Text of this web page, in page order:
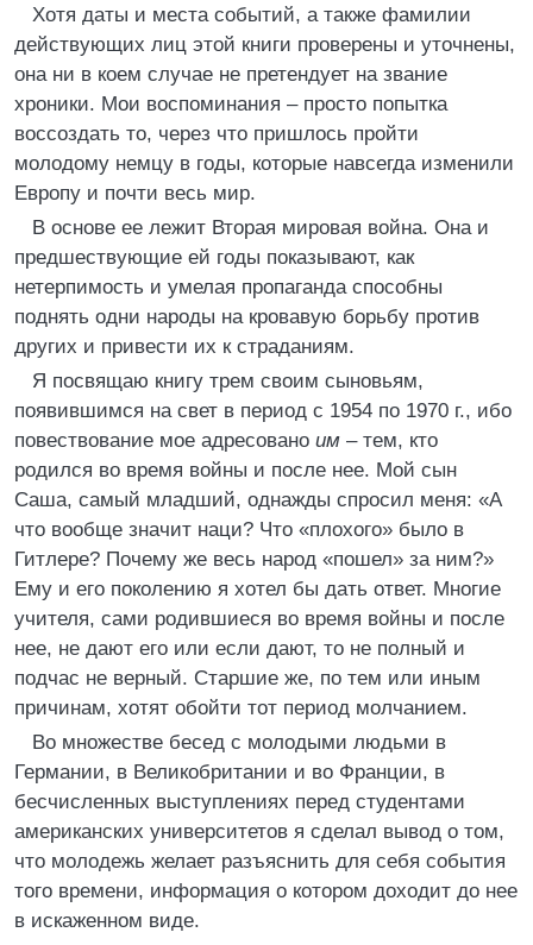
Хотя даты и места событий, а также фамилии
действующих лиц этой книги проверены и уточнены,
она ни в коем случае не претендует на звание
хроники. Мои воспоминания – просто попытка
воссоздать то, через что пришлось пройти
молодому немцу в годы, которые навсегда изменили
Европу и почти весь мир.
В основе ее лежит Вторая мировая война. Она и
предшествующие ей годы показывают, как
нетерпимость и умелая пропаганда способны
поднять одни народы на кровавую борьбу против
других и привести их к страданиям.
Я посвящаю книгу трем своим сыновьям,
появившимся на свет в период с 1954 по 1970 г., ибо
повествование мое адресовано им – тем, кто
родился во время войны и после нее. Мой сын
Саша, самый младший, однажды спросил меня: «А
что вообще значит наци? Что «плохого» было в
Гитлере? Почему же весь народ «пошел» за ним?»
Ему и его поколению я хотел бы дать ответ. Многие
учителя, сами родившиеся во время войны и после
нее, не дают его или если дают, то не полный и
подчас не верный. Старшие же, по тем или иным
причинам, хотят обойти тот период молчанием.
Во множестве бесед с молодыми людьми в
Германии, в Великобритании и во Франции, в
бесчисленных выступлениях перед студентами
американских университетов я сделал вывод о том,
что молодежь желает разъяснить для себя события
того времени, информация о котором доходит до нее
в искаженном виде.